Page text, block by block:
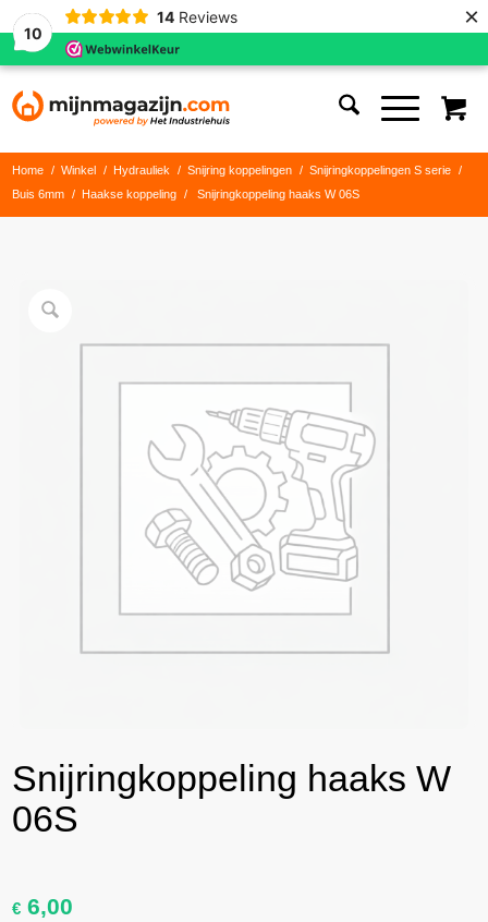
10
14 Reviews ×
Home / Winkel / Hydrauliek / Snijring koppelingen / Snijringkoppelingen S serie
/
Buis 6mm
/ Haakse koppeling / Snijringkoppeling haaks W 06S
Snijringkoppeling haaks W
06S
€ 6,00